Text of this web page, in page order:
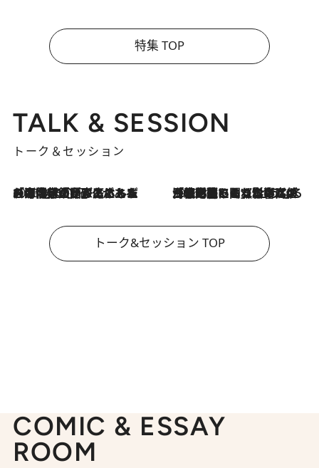
特集 TOP
TALK & SESSION
トーク＆セッション
2026.8.3
「今後値上げがあるとすれば…」「リスクがあるのは今年の冬」エネルギー専門家が語る、ホルムズ海峡封鎖が家庭にもたらす“ある心配” 2026.8.3
「住宅建てられない…」「サーチャージ料の高値が続いている」ホルムズ海峡封鎖による影響はいつまで続く？《エネルギー専門家に聞く“どうなる日本の暮らし”》
トーク&セッション TOP
COMIC & ESSAY
ROOM